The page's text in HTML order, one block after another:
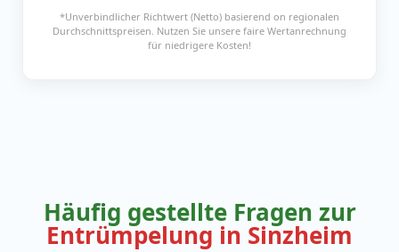
*Unverbindlicher Richtwert (Netto) basierend on regionalen
Durchschnittspreisen. Nutzen Sie unsere faire Wertanrechnung
für niedrigere Kosten!
Häufig gestellte Fragen zur
Entrümpelung in Sinzheim